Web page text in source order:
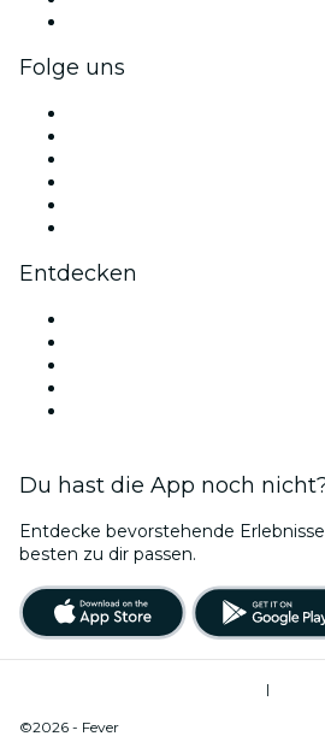
Folge uns
Entdecken
Du hast die App noch
Entdecke bevorstehende
besten zu dir passen.
|
©2026 - Fever